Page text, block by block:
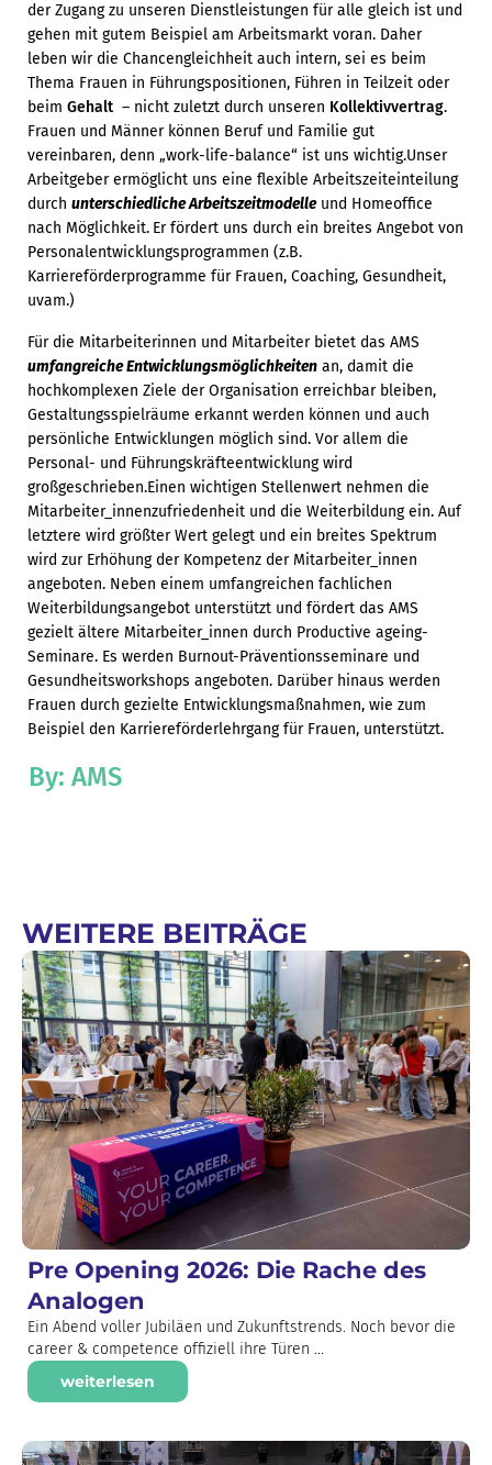
der Zugang zu unseren Dienstleistungen für alle gleich ist und
gehen mit gutem Beispiel am Arbeitsmarkt voran. Daher
leben wir die Chancengleichheit auch intern, sei es beim
Thema Frauen in Führungspositionen, Führen in Teilzeit oder
beim Gehalt– nicht zuletzt durch unseren Kollektivvertrag.
Frauen und Männer können Beruf und Familie gut
vereinbaren, denn „work-life-balance“ ist uns wichtig.Unser
Arbeitgeber ermöglicht uns eine flexible Arbeitszeiteinteilung
durch unterschiedlicheArbeitszeitmodelleund Homeoffice
nach Möglichkeit. Er fördert uns durch ein breites Angebot von
Personalentwicklungsprogrammen (z.B.
Karriereförderprogramme für Frauen, Coaching, Gesundheit,
uvam.)
Für die Mitarbeiterinnen und Mitarbeiter bietet das AMS
umfangreiche Entwicklungsmöglichkeiten an, damit die
hochkomplexen Ziele der Organisation erreichbar bleiben,
Gestaltungsspielräume erkannt werden können und auch
persönliche Entwicklungen möglich sind. Vor allem die
Personal- und Führungskräfteentwicklung wird
großgeschrieben.Einen wichtigen Stellenwert nehmen die
Mitarbeiter_innenzufriedenheit und die Weiterbildung ein. Auf
letztere wird größter Wert gelegt und ein breites Spektrum
wird zur Erhöhung der Kompetenz der Mitarbeiter_innen
angeboten. Neben einem umfangreichen fachlichen
Weiterbildungsangebot unterstützt und fördert das AMS
gezielt ältere Mitarbeiter_innen durch Productive ageing-
Seminare. Es werden Burnout-Präventionsseminare und
Gesundheitsworkshops angeboten. Darüber hinaus werden
Frauen durch gezielte Entwicklungsmaßnahmen, wie zum
Beispiel den Karriereförderlehrgang für Frauen, unterstützt.
By: AMS
WEITERE BEITRÄGE
Pre Opening 2026: Die Rache des
Analogen
Ein Abend voller Jubiläen und Zukunftstrends. Noch bevor die
career & competence offiziell ihre Türen ...
weiterlesen